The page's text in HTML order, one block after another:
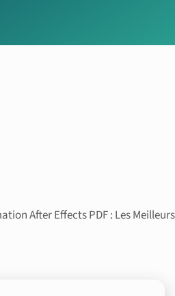
After Effects PDF : Les Meilleurs